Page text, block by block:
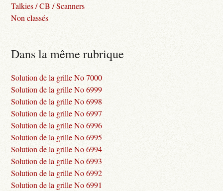
Talkies / CB / Scanners
Non classés
Dans la même rubrique
Solution de la grille No 7000
Solution de la grille No 6999
Solution de la grille No 6998
Solution de la grille No 6997
Solution de la grille No 6996
Solution de la grille No 6995
Solution de la grille No 6994
Solution de la grille No 6993
Solution de la grille No 6992
Solution de la grille No 6991